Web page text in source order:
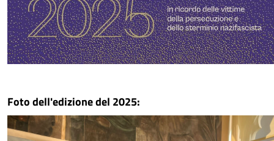
Foto dell'edizione del 2025: